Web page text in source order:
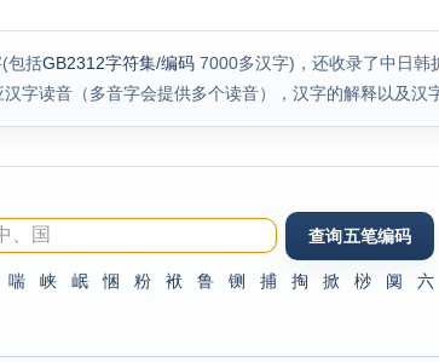
包括GB2312字符集/编码 7000多汉字)，还收录了中日韩
字读音（多音字会提供多个读音），汉字的解释以及汉
喘 峡 岷 悃 粉 袱 鲁 铡 捕 掏 掀 桫 阒 六